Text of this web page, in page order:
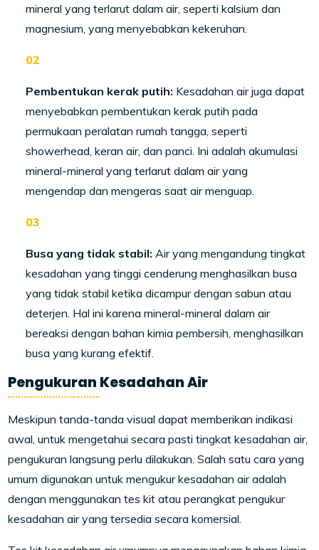
mineral yang terlarut dalam air, seperti kalsium dan
magnesium, yang menyebabkan kekeruhan.
Pembentukan kerak putih: Kesadahan air juga dapat
menyebabkan pembentukan kerak putih pada
permukaan peralatan rumah tangga, seperti
showerhead, keran air, dan panci. Ini adalah akumulasi
mineral-mineral yang terlarut dalam air yang
mengendap dan mengeras saat air menguap.
Busa yang tidak stabil: Air yang mengandung tingkat
kesadahan yang tinggi cenderung menghasilkan busa
yang tidak stabil ketika dicampur dengan sabun atau
deterjen. Hal ini karena mineral-mineral dalam air
bereaksi dengan bahan kimia pembersih, menghasilkan
busa yang kurang efektif.
Pengukuran Kesadahan Air
Meskipun tanda-tanda visual dapat memberikan indikasi
awal, untuk mengetahui secara pasti tingkat kesadahan air,
pengukuran langsung perlu dilakukan. Salah satu cara yang
umum digunakan untuk mengukur kesadahan air adalah
dengan menggunakan tes kit atau perangkat pengukur
kesadahan air yang tersedia secara komersial.